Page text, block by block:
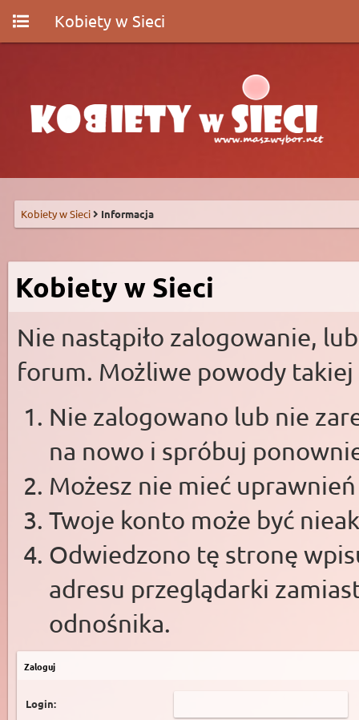
Kobiety w Sieci
Kobiety w Sieci Informacja
Kobiety w Sieci
Nie nastąpiło zalogowanie,
forum. Możliwe powody takiej
Nie zalogowano lub nie
na nowo i spróbuj
Możesz nie mieć
Twoje konto może być
Odwiedzono tę stronę
adresu przeglądarki
odnośnika.
Zaloguj
Login: